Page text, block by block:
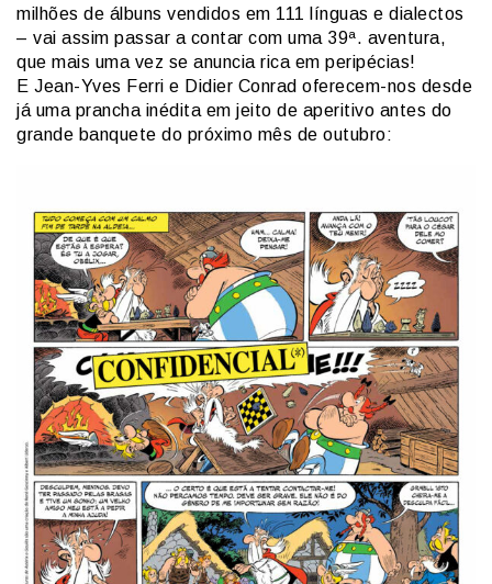
milhões de álbuns vendidos em 111 línguas e dialectos
– vai assim passar a contar com uma 39ª. aventura,
que mais uma vez se anuncia rica em peripécias!
E Jean-Yves Ferri e Didier Conrad oferecem-nos desde
já uma prancha inédita em jeito de aperitivo antes do
grande banquete do próximo mês de outubro: